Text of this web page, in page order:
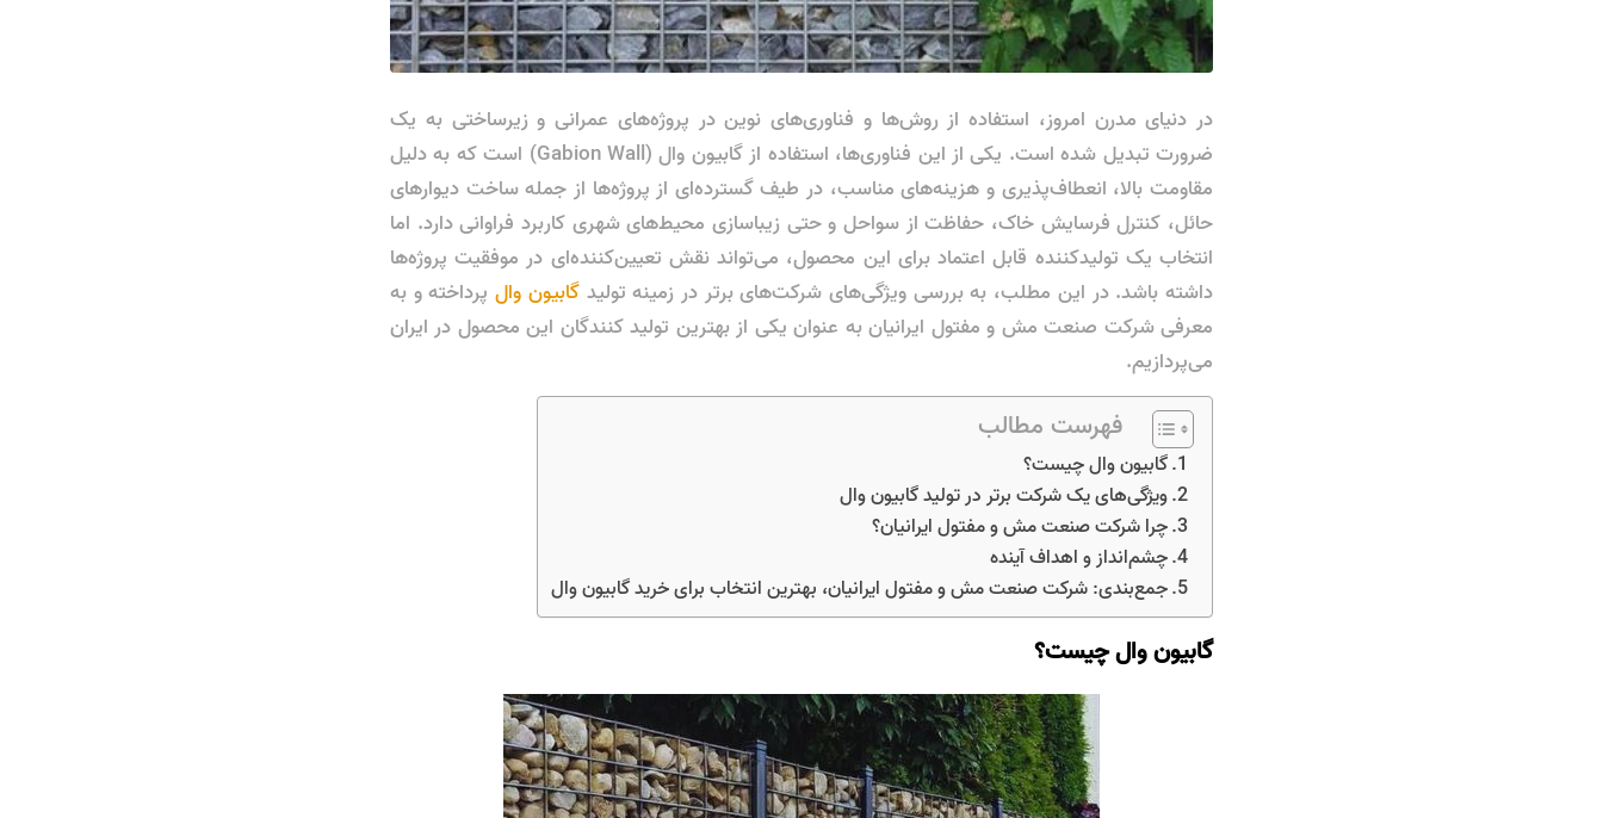
در دنیای مدرن امروز، استفاده از روش‌ها و فناوری‌های نوین در پروژه‌های عمرانی و زیرساختی به یک
ضرورت تبدیل شده است. یکی از این فناوری‌ها، استفاده از گابیون وال (Gabion Wall) است که به دلیل
مقاومت بالا، انعطاف‌پذیری و هزینه‌های مناسب، در طیف گسترده‌ای از پروژه‌ها از جمله ساخت دیوارهای
حائل، کنترل فرسایش خاک، حفاظت از سواحل و حتی زیباسازی محیط‌های شهری کاربرد فراوانی دارد. اما
انتخاب یک تولیدکننده قابل اعتماد برای این محصول، می‌تواند نقش تعیین‌کننده‌ای در موفقیت پروژه‌ها
داشته باشد. در این مطلب، به بررسی ویژگی‌های شرکت‌های برتر در زمینه تولیدگابیون والپرداخته و به
معرفی شرکت صنعت مش و مفتول ایرانیان به عنوان یکی از بهترین تولید کنندگان این محصول در ایران
می‌پردازیم.
فهرست مطالب
گابیون وال چیست؟
ویژگی‌های یک شرکت برتر در تولید گابیون وال
چرا شرکت صنعت مش و مفتول ایرانیان؟
چشم‌انداز و اهداف آینده
جمع‌بندی: شرکت صنعت مش و مفتول ایرانیان، بهترین انتخاب برای خرید گابیون وال
گابیون وال چیست؟